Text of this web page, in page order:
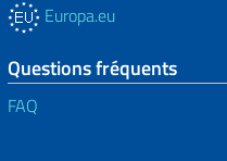
Europa.eu
Questions fréquents
FAQ